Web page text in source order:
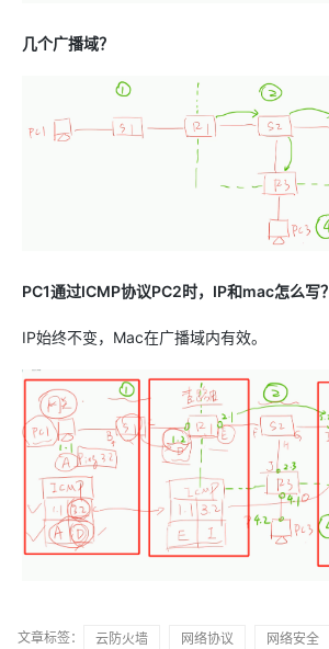
几个广播域？
PC1通过ICMP协议PC2时，IP和mac怎么写？
IP始终不变，Mac在广播域内有效。
文章标签： 云防火墙 网络协议 网络安全